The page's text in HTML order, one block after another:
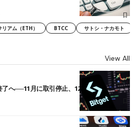
リアム（ETH） BTCC サトシ・ナカモト
View All
へ──11月に取引停止、12月末に強制決済